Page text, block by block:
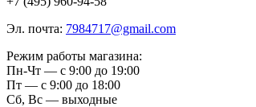
Эл. почта: 7984717@gmail.com
Режим работы магазина:
Пн-Чт — с 9:00 до 19:00
Пт — с 9:00 до 18:00
Сб, Вс — выходные